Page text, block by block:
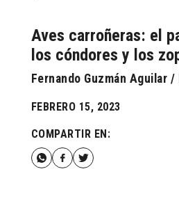
Aves carroñeras: el
los cóndores y los
Fernando Guzmán Aguilar
FEBRERO 15, 2023
COMPARTIR EN: